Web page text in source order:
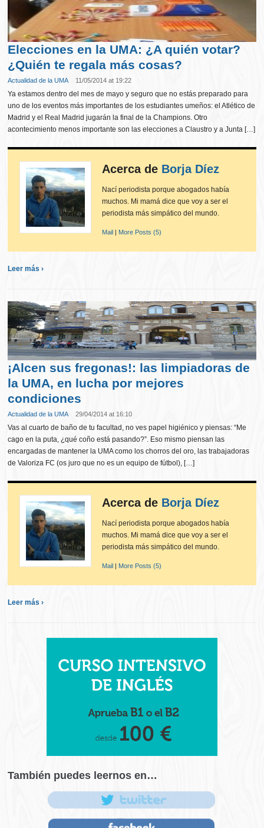
Elecciones en la UMA: ¿A quién votar?
¿Quién te regala más cosas?
Actualidad de la UMA 11/05/2014 at 19:22
Ya estamos dentro del mes de mayo y seguro que no estás preparado para
uno de los eventos más importantes de los estudiantes umeños: el Atlético de
Madrid y el Real Madrid jugarán la final de la Champions. Otro
acontecimiento menos importante son las elecciones a Claustro y a Junta […]
Acerca de Borja Díez
Nací periodista porque abogados había
muchos. Mi mamá dice que voy a ser el
periodista más simpático del mundo.
Mail | More Posts (5)
Leer más ›
¡Alcen sus fregonas!: las limpiadoras de
la UMA, en lucha por mejores
condiciones
Actualidad de la UMA 29/04/2014 at 16:10
Vas al cuarto de baño de tu facultad, no ves papel higiénico y piensas: “Me
cago en la puta, ¿qué coño está pasando?”. Eso mismo piensan las
encargadas de mantener la UMA como los chorros del oro, las trabajadoras
de Valoriza FC (os juro que no es un equipo de fútbol), […]
Acerca de Borja Díez
Nací periodista porque abogados había
muchos. Mi mamá dice que voy a ser el
periodista más simpático del mundo.
Mail | More Posts (5)
Leer más ›
También puedes leernos en…